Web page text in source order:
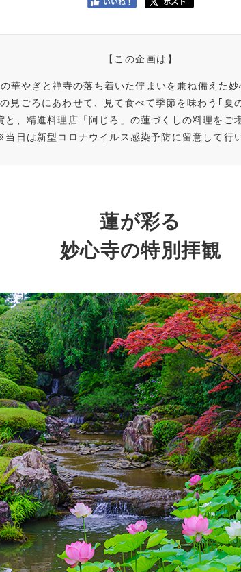
【この企画は】
華やぎと禅寺の落ち着いた佇まいを兼ね備えた妙
見ごろにあわせて、見て食べて季節を味わう｢夏
と、精進料理店「阿じろ」の蓮づくしの料理をご
当日は新型コロナウイルス感染予防に留意して行
蓮が彩る
妙心寺の特別拝観